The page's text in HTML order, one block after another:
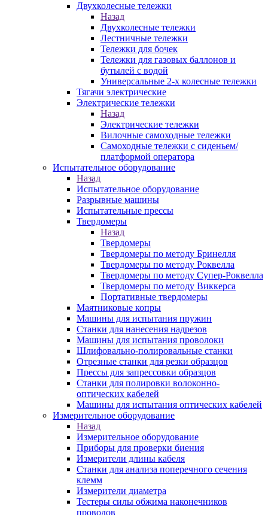
Двухколесные тележки
Назад
Двухколесные тележки
Лестничные тележки
Тележки для бочек
Тележки для газовых баллонов и
бутылей с водой
Универсальные 2-х колесные тележки
Тягачи электрические
Электрические тележки
Назад
Электрические тележки
Вилочные самоходные тележки
Самоходные тележки с сиденьем/
платформой оператора
Испытательное оборудование
Назад
Испытательное оборудование
Разрывные машины
Испытательные прессы
Твердомеры
Назад
Твердомеры
Твердомеры по методу Бринелля
Твердомеры по методу Роквелла
Твердомеры по методу Супер-Роквелла
Твердомеры по методу Виккерса
Портативные твердомеры
Маятниковые копры
Машины для испытания пружин
Станки для нанесения надрезов
Машины для испытания проволоки
Шлифовально-полировальные станки
Отрезные станки для резки образцов
Прессы для запрессовки образцов
Станки для полировки волоконно-
оптических кабелей
Машины для испытания оптических кабелей
Измерительное оборудование
Назад
Измерительное оборудование
Приборы для проверки биения
Измерители длины кабеля
Станки для анализа поперечного сечения
клемм
Измерители диаметра
Тестеры силы обжима наконечников
проводов